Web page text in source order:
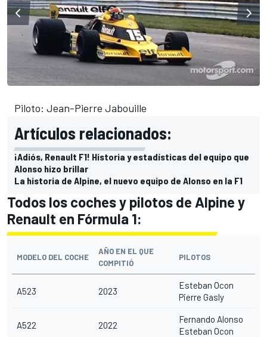
Piloto: Jean-Pierre Jabouille
Artículos relacionados:
¡Adiós, Renault F1! Historia y estadísticas del equipo que
Alonso hizo brillar
La historia de Alpine, el nuevo equipo de Alonso en la F1
Todos los coches y pilotos de Alpine y
Renault en Fórmula 1:
MODELO DEL COCHE
AÑO EN EL QUE
COMPITIÓ
PILOTOS
A523 2023
Esteban Ocon
Pierre Gasly
A522 2022
Fernando Alonso
Esteban Ocon